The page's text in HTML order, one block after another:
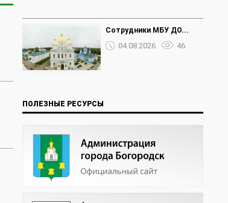
Сотрудники МБУ ДО...
04.08.2026 46
ПОЛЕЗНЫЕ РЕСУРСЫ